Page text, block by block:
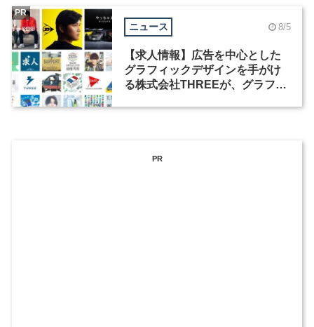
ニュース 8/5
【求人情報】広告を中心とした
グラフィックデザインを手がけ
る株式会社THREEが、グラフィ
PR
PR